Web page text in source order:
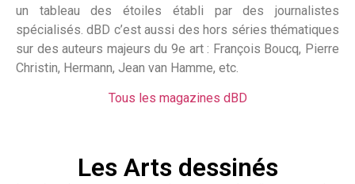
un tableau des étoiles établi par des journalistes
spécialisés. dBD c’est aussi des hors séries thématiques
sur des auteurs majeurs du 9e art : François Boucq, Pierre
Christin, Hermann, Jean van Hamme, etc.
Tous les magazines dBD
Les Arts dessinés